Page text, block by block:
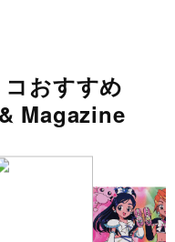
おすすめ
Magazine